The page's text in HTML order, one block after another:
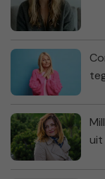
uit